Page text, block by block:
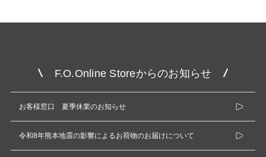
F.O.Online Storeからのお知らせ
お客様窓口 夏季休業のお知らせ
令和8年熊本地震の影響によるお荷物のお届けについて